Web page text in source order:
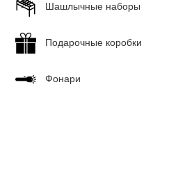
Шашлычные наборы
Подарочные коробки
Фонари